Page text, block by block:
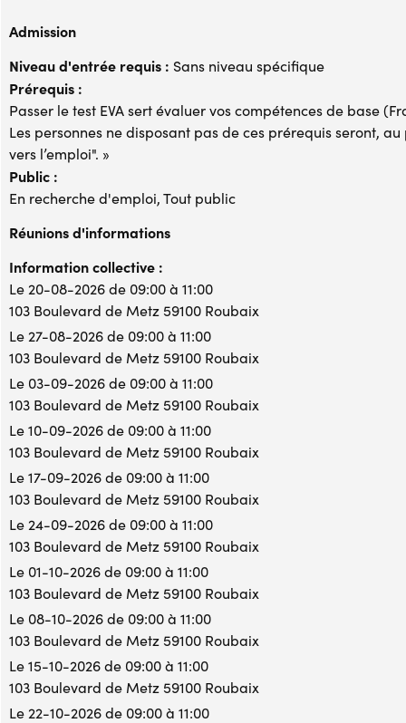
Admission
Niveau d'entrée requis : Sans niveau spécifique
Prérequis :
Passer le test EVA sert évaluer vos compétences de base
Les personnes ne disposant pas de ces prérequis seront,
vers l’emploi". »
Public :
En recherche d'emploi, Tout public
Réunions d'informations
Information collective :
Le 20-08-2026 de 09:00 à 11:00
103 Boulevard de Metz 59100 Roubaix
Le 27-08-2026 de 09:00 à 11:00
103 Boulevard de Metz 59100 Roubaix
Le 03-09-2026 de 09:00 à 11:00
103 Boulevard de Metz 59100 Roubaix
Le 10-09-2026 de 09:00 à 11:00
103 Boulevard de Metz 59100 Roubaix
Le 17-09-2026 de 09:00 à 11:00
103 Boulevard de Metz 59100 Roubaix
Le 24-09-2026 de 09:00 à 11:00
103 Boulevard de Metz 59100 Roubaix
Le 01-10-2026 de 09:00 à 11:00
103 Boulevard de Metz 59100 Roubaix
Le 08-10-2026 de 09:00 à 11:00
103 Boulevard de Metz 59100 Roubaix
Le 15-10-2026 de 09:00 à 11:00
103 Boulevard de Metz 59100 Roubaix
Le 22-10-2026 de 09:00 à 11:00